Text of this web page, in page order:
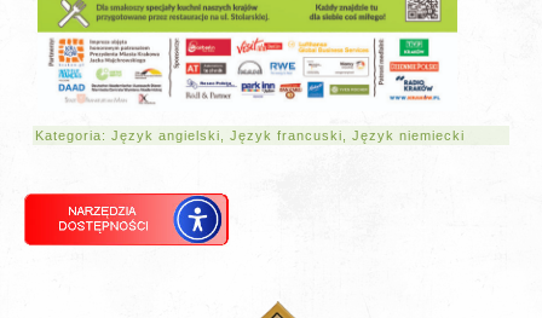
Kategoria:Język angielski,Język francuski,Język niemiecki